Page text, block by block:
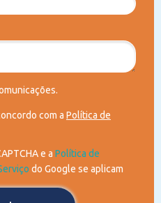
com a Política de
e a Política de
do Google se aplicam